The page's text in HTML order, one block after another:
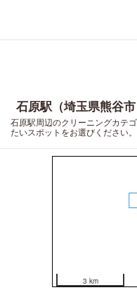
石原駅（埼玉県熊谷
石原駅周辺のクリーニングカテ
たいスポットをお選びください。
3 km